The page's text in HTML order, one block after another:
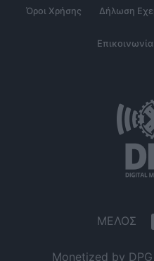
Όροι Χρήσης Δήλωση
Επικοινωνία
ΜΕΛΟΣ
Monetized by